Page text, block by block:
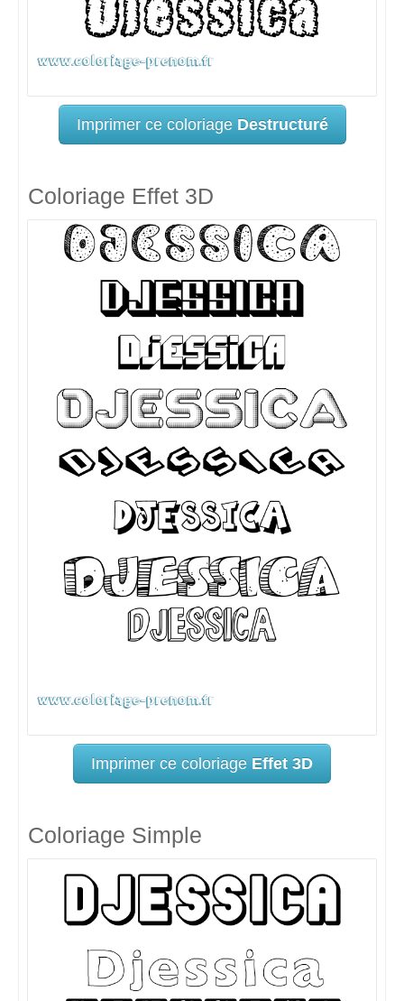
Imprimer ce coloriage Destructuré
Coloriage Effet 3D
Imprimer ce coloriage Effet 3D
Coloriage Simple